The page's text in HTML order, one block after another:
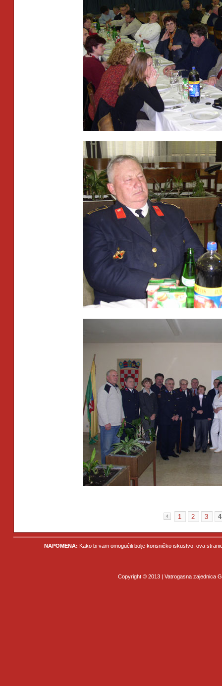
«
1 2 3 4
NAPOMENA: Kako bi vam omogućili bolje korisničko iskustvo, ova
Copyright © 2013 | Vatrogasna zajednica